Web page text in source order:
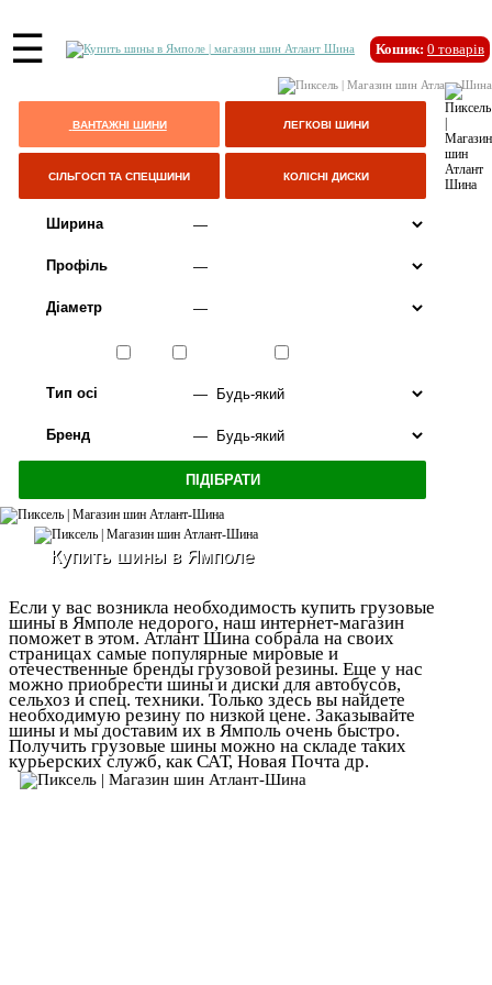
☰ Кошик: 0 товарів
ВАНТАЖНІ ШИНИ ЛЕГКОВІ ШИНИ
СІЛЬГОСП ТА СПЕЦШИНИ КОЛІСНІ ДИСКИ
Ширина
Профіль
Діаметр
Тип осі
Бренд
Купить шины в Ямполе
Если у вас возникла необходимость купить грузовые
шины в Ямполе недорого, наш интернет-магазин
поможет в этом. Атлант Шина собрала на своих
страницах самые популярные мировые и
отечественные бренды грузовой резины. Еще у нас
можно приобрести шины и диски для автобусов,
сельхоз и спец. техники. Только здесь вы найдете
необходимую резину по низкой цене. Заказывайте
шины и мы доставим их в Ямполь очень быстро.
Получить грузовые шины можно на складе таких
курьерских служб, как САТ, Новая Почта др.